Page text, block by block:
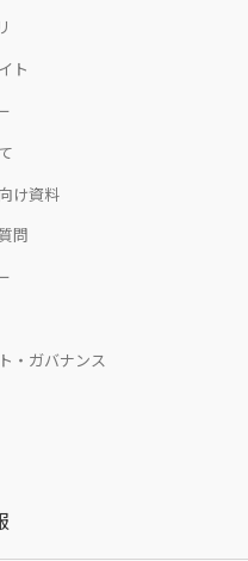
ト
け資料
問
・ガバナンス